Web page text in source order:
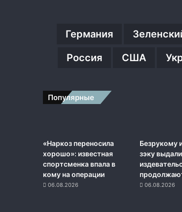
Германия
Россия
США
Популярные
«Наркоз переносила
хорошо»: известная
спортсменка впала в
кому на операции
06.08.2026
Безрукому
зэку
06.08.2026